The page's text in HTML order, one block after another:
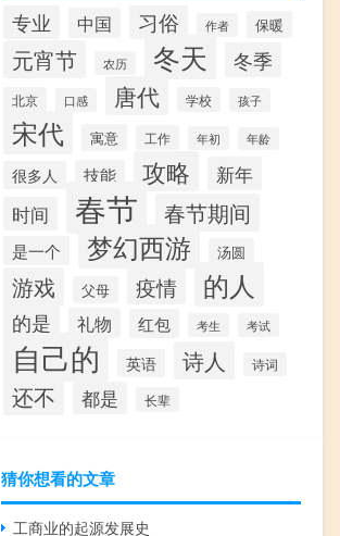
专业 中国 习俗 作者 保暖
元宵节 农历 冬天 冬季
北京 口感 唐代 学校 孩子
宋代 寓意 工作 年初 年龄
很多人 技能 攻略
新年
时间
春节 春节期间
是一个 梦幻西游 汤圆
游戏 父母 疫情 的人
的是 礼物 红包 考生 考试
自己的 英语 诗人 诗词
还不 都是 长辈
猜你想看的文章
工商业的起源发展史